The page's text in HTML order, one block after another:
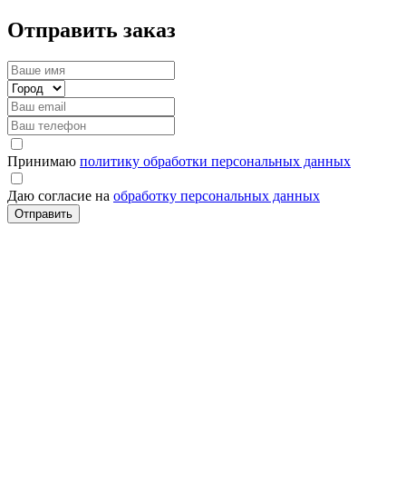
Отправить заказ
Принимаю политику обработки персональных данных
Даю согласие на обработку персональных данных